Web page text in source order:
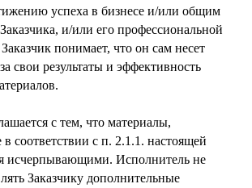
успеха в бизнесе и/или общим
и/или его профессиональной
понимает, что он сам несет
свои результаты и эффективность
с тем, что материалы,
соответствии с п. 2.1.1. настоящей
исчерпывающими. Исполнитель не
Заказчику дополнительные